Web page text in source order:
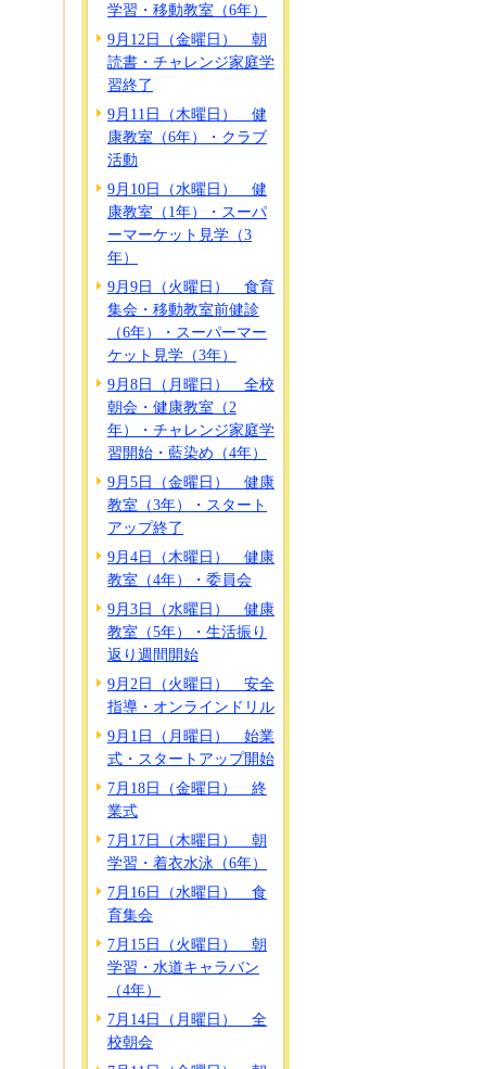
学習・移動教室（6年）
9月12日（金曜日） 朝
読書・チャレンジ家庭学
習終了
9月11日（木曜日） 健
康教室（6年）・クラブ
活動
9月10日（水曜日） 健
康教室（1年）・スーパ
ーマーケット見学（3
年）
9月9日（火曜日） 食育
集会・移動教室前健診
（6年）・スーパーマー
ケット見学（3年）
9月8日（月曜日） 全校
朝会・健康教室（2
年）・チャレンジ家庭学
習開始・藍染め（4年）
9月5日（金曜日） 健康
教室（3年）・スタート
アップ終了
9月4日（木曜日） 健康
教室（4年）・委員会
9月3日（水曜日） 健康
教室（5年）・生活振り
返り週間開始
9月2日（火曜日） 安全
指導・オンラインドリル
9月1日（月曜日） 始業
式・スタートアップ開始
7月18日（金曜日） 終
業式
7月17日（木曜日） 朝
学習・着衣水泳（6年）
7月16日（水曜日） 食
育集会
7月15日（火曜日） 朝
学習・水道キャラバン
（4年）
7月14日（月曜日） 全
校朝会